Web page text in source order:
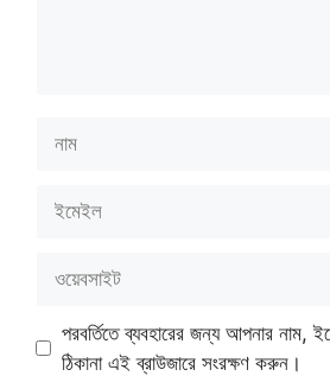
ইমেইল
পরবর্তিতে ব্যবহারের জন্য আপনার নাম,
ঠিকানা এই ব্রাউজারে সংরক্ষণ করুন।